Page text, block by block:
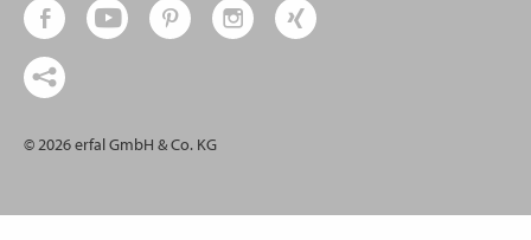
© 2026 erfal GmbH & Co. KG